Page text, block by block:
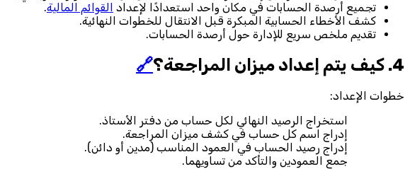
تجميع أرصدة الحسابات في مكان واحد استعدادًا لإعداد القوائم المالية.
كشف الأخطاء الحسابية المبكرة قبل الانتقال للخطوات النهائية.
تقديم ملخص سريع للإدارة حول أرصدة الحسابات.
4. كيف يتم إعداد ميزان المراجعة؟ 🔗
خطوات الإعداد:
استخراج الرصيد النهائي لكل حساب من دفتر الأستاذ.
إدراج اسم كل حساب في كشف ميزان المراجعة.
إدراج رصيد الحساب في العمود المناسب (مدين أو دائن).
جمع العمودين والتأكد من تساويهما.